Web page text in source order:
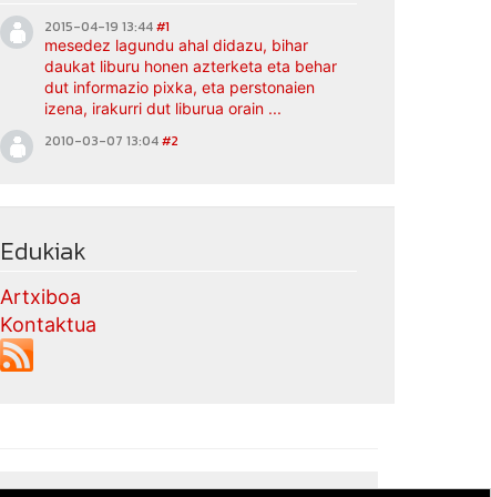
2015-04-19 13:44#1
mesedez lagundu ahal didazu, bihar
daukat liburu honen azterketa eta behar
dut informazio pixka, eta perstonaien
izena, irakurri dut liburua orain ...
2010-03-07 13:04#2
Edukiak
Artxiboa
Kontaktua